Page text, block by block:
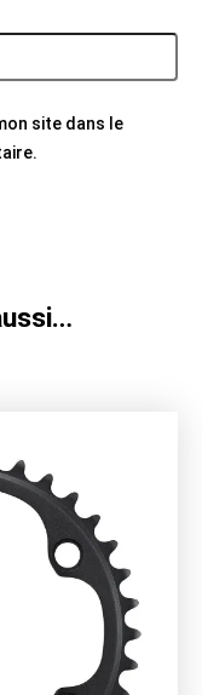
site dans le